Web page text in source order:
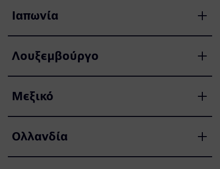
Ιαπωνία
Λουξεμβούργο
Μεξικό
Ολλανδία